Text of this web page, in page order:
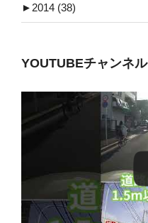
► 2014 (38)
YOUTUBEチャンネル